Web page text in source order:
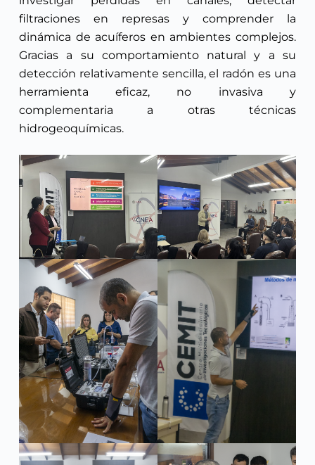
filtraciones en represas y comprender la
dinámica de acuíferos en ambientes complejos.
Gracias a su comportamiento natural y a su
detección relativamente sencilla, el radón es una
herramienta eficaz, no invasiva y
complementaria a otras técnicas
hidrogeoquímicas.